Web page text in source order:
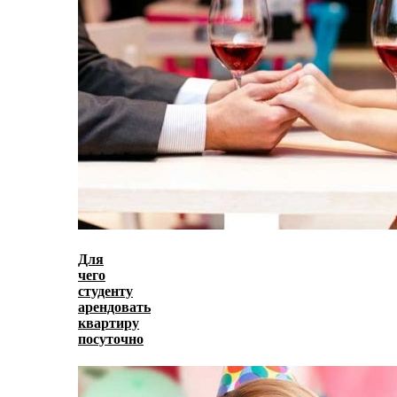
Для
чего
студенту
арендовать
квартиру
посуточно